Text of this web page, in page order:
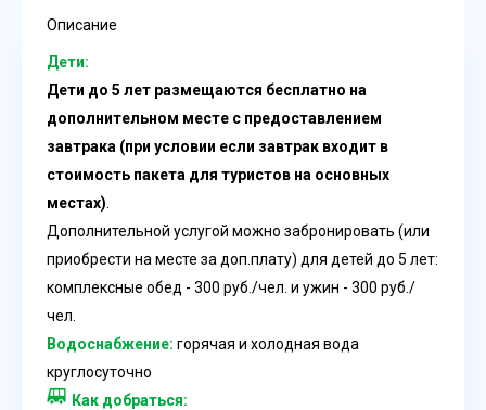
Описание
Дети:
Дети до 5 лет размещаются бесплатно на
дополнительном месте с предоставлением
завтрака (при условии если завтрак входит в
стоимость пакета для туристов на основных
местах)
Дополнительной услугой можно забронировать (или
приобрести на месте за доп.плату) для детей до 5 лет:
комплексные обед - 300 руб./чел. и ужин - 300 руб./
чел.
Водоснабжение: горячая и холодная вода
круглосуточно
Как добраться: